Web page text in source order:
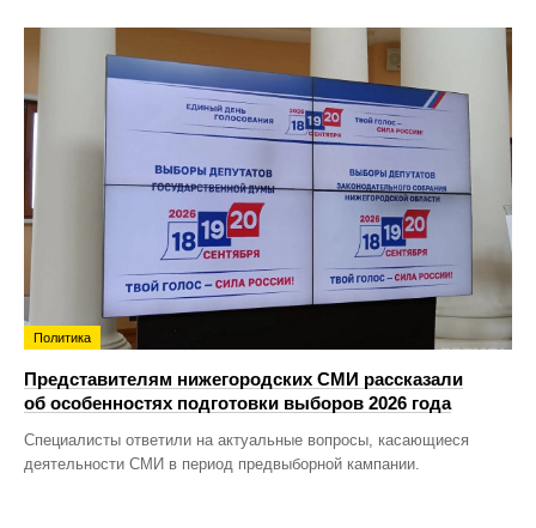
Политика
Представителям нижегородских СМИ рассказали
об особенностях подготовки выборов 2026 года
Специалисты ответили на актуальные вопросы, касающиеся
деятельности СМИ в период предвыборной кампании.